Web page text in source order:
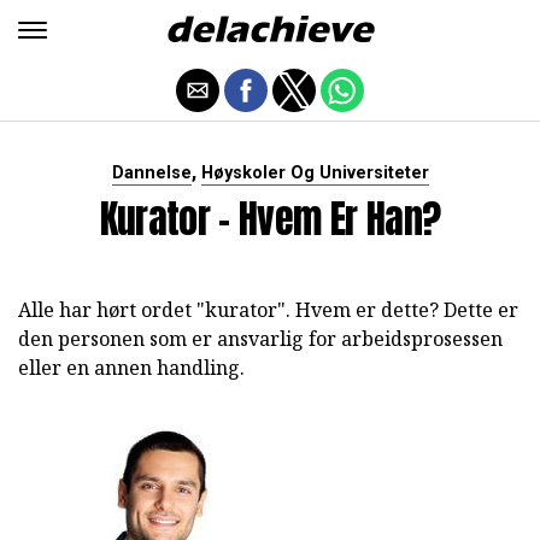
Dannelse, Høyskoler Og Universiteter
Kurator - Hvem Er Han?
Alle har hørt ordet "kurator". Hvem er dette? Dette er
den personen som er ansvarlig for arbeidsprosessen
eller en annen handling.